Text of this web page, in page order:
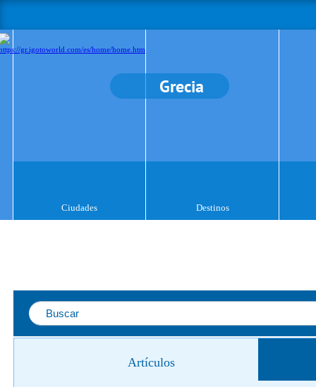
Grecia
Ciudades Destinos
Artículos